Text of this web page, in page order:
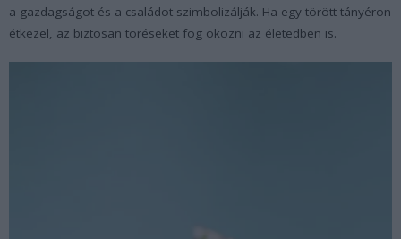
a gazdagságot és a családot szimbolizálják. Ha egy törött tányéron
étkezel, az biztosan töréseket fog okozni az életedben is.